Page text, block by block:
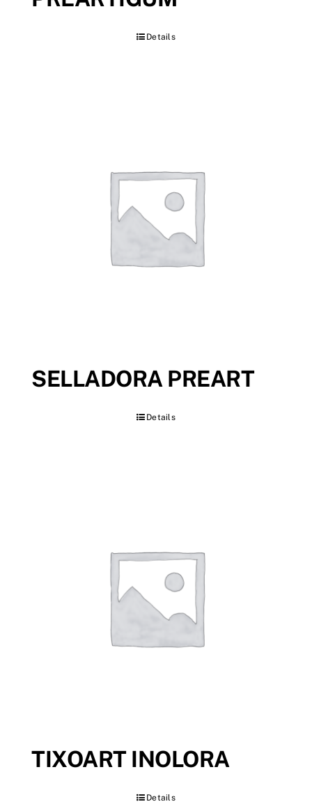
Details
SELLADORA PREART
Details
TIXOART INOLORA
Details